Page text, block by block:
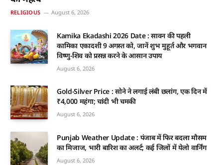
RELIGIOUS August 6, 2026
Kamika Ekadashi 2026 Date : सावन की पहली
कामिका एकादशी 9 अगस्त को, जानें शुभ मुहूर्त और भगवान
विष्णु-शिव को प्रसन्न करने के आसान उपाय
August 6, 2026
Gold-Silver Price : सोने ने लगाई लंबी छलांग, एक दिन में
₹4,000 महंगा; चांदी भी चमकी
August 6, 2026
Punjab Weather Update : पंजाब में फिर बदला मौसम
का मिजाज, भारी बारिश का अलर्ट; कई जिलों में येलो वार्निंग
August 6, 2026